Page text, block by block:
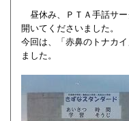
昼休み、ＰＴＡ手話サ
開いてくださいました。
今回は、「赤鼻のトナカ
ました。